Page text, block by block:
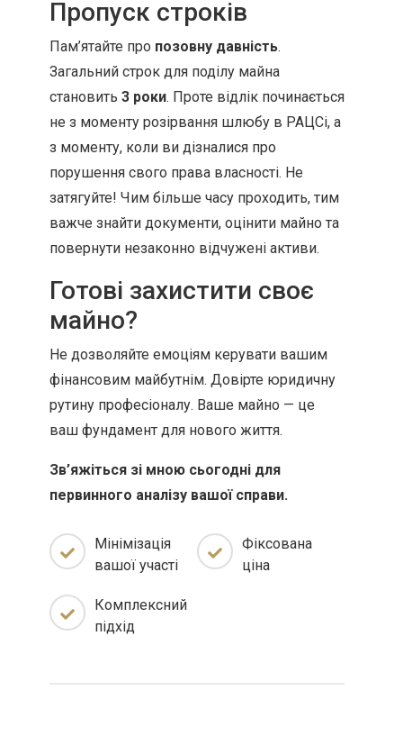
Пропуск строків
Пам’ятайте про позовну давність.
Загальний строк для поділу майна
становить 3 роки. Проте відлік починається
не з моменту розірвання шлюбу в РАЦСі, а
з моменту, коли ви дізналися про
порушення свого права власності. Не
затягуйте! Чим більше часу проходить, тим
важче знайти документи, оцінити майно та
повернути незаконно відчужені активи.
Готові захистити своє
майно?
Не дозволяйте емоціям керувати вашим
фінансовим майбутнім. Довірте юридичну
рутину професіоналу. Ваше майно — це
ваш фундамент для нового життя.
Зв’яжіться зі мною сьогодні для
первинного аналізу вашої справи.
Мінімізація
вашої участі
Фіксована
ціна
Комплексний
підхід